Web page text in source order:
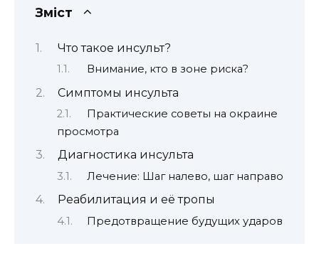
Зміст
Что такое инсульт?
Внимание, кто в зоне риска?
Симптомы инсульта
Практические советы на окраине
просмотра
Диагностика инсульта
Лечение: Шаг налево, шаг направо
Реабилитация и её тропы
Предотвращение будущих ударов